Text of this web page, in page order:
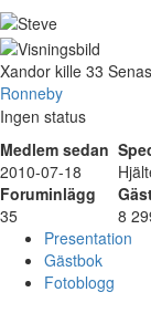
Xandor kille 33
Ronneby
Ingen status
Medlem sedan
2010-07-18
Foruminlägg
35
8
Presentation
Gästbok
Fotoblogg